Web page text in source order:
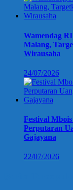
Wamendag
Malang,
Wirausaha
24/07/2026
Festival
Perputaran
Gajayana
22/07/2026